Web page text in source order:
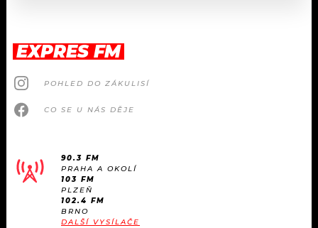
EXPRES FM
POHLED DO ZÁKULISÍ
CO SE U NÁS DĚJE
90.3 FM
PRAHA A OKOLÍ
103 FM
PLZEŇ
102.4 FM
BRNO
DALŠÍ VYSÍLAČE